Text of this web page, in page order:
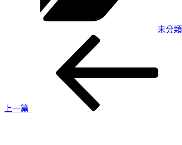
未分類
上一篇